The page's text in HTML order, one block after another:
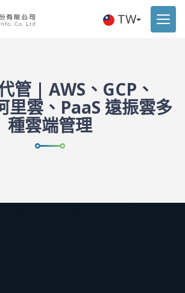
TW
管 | AWS、GCP、
里雲、PaaS 遠振雲多
種雲端管理